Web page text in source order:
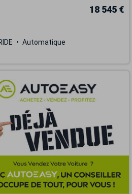
18 545 €
Automatique